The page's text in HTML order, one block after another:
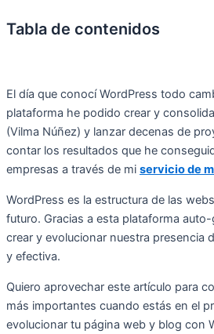
Tabla de contenidos
El día que conocí WordPress todo
plataforma he podido crear y
(Vilma Núñez) y lanzar decenas de
contar los resultados que he
empresas a través de mi servicio de
WordPress es la estructura de las
futuro. Gracias a esta plataforma
crear y evolucionar nuestra presencia
y efectiva.
Quiero aprovechar este artículo para
más importantes cuando estás en el
evolucionar tu página web y blog con